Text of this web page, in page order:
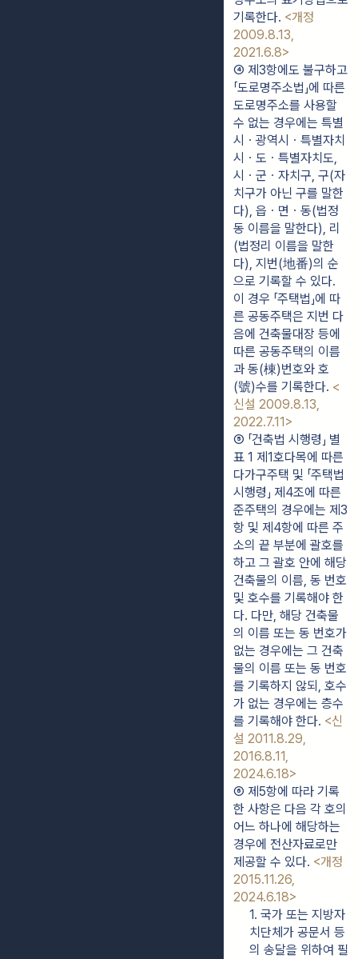
기록한다. <개정
2009.8.13,
2021.6.8>
④ 제3항에도 불구하고
「도로명주소법」에 따른
도로명주소를 사용할
수 없는 경우에는 특별
시ㆍ광역시ㆍ특별자치
시ㆍ도ㆍ특별자치도,
시ㆍ군ㆍ자치구, 구(자
치구가 아닌 구를 말한
다), 읍ㆍ면ㆍ동(법정
동 이름을 말한다), 리
(법정리 이름을 말한
다), 지번(地番)의 순
으로 기록할 수 있다.
이 경우 「주택법」에 따
른 공동주택은 지번 다
음에 건축물대장 등에
따른 공동주택의 이름
과 동(棟)번호와 호
(號)수를 기록한다. <
신설 2009.8.13,
2022.7.11>
⑤ 「건축법 시행령」 별
표 1 제1호다목에 따른
다가구주택 및 「주택법
시행령」 제4조에 따른
준주택의 경우에는 제3
항 및 제4항에 따른 주
소의 끝 부분에 괄호를
하고 그 괄호 안에 해당
건축물의 이름, 동 번호
및 호수를 기록해야 한
다. 다만, 해당 건축물
의 이름 또는 동 번호가
없는 경우에는 그 건축
물의 이름 또는 동 번호
를 기록하지 않되, 호수
가 없는 경우에는 층수
를 기록해야 한다. <신
설 2011.8.29,
2016.8.11,
2024.6.18>
⑥ 제5항에 따라 기록
한 사항은 다음 각 호의
어느 하나에 해당하는
경우에 전산자료로만
제공할 수 있다. <개정
2015.11.26,
2024.6.18>
1. 국가 또는 지방자
치단체가 공문서 등
의 송달을 위하여 필